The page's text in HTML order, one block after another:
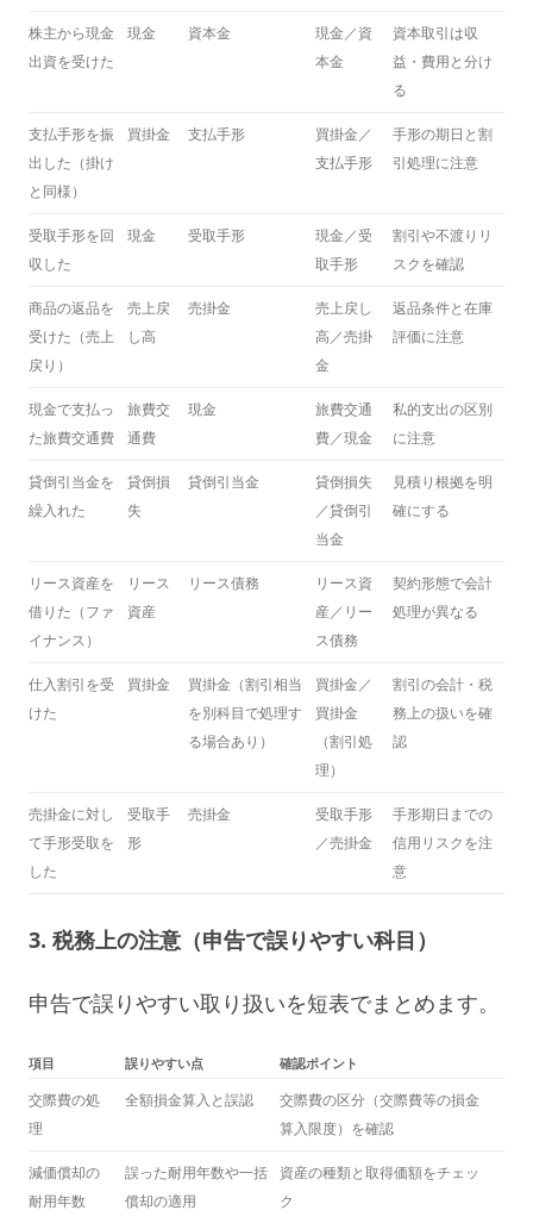
株主から現金
出資を受けた
現金 資本金
現金／資
本金
資本取引は収
益・費用と分け
る
支払手形を振
出した（掛け
と同様）
買掛金 支払手形
買掛金／
支払手形
手形の期日と割
引処理に注意
受取手形を回
収した
現金 受取手形
現金／受
取手形
割引や不渡りリ
スクを確認
商品の返品を
受けた（売上
戻り）
売上戻
し高
売掛金
売上戻し
高／売掛
金
返品条件と在庫
評価に注意
現金で支払っ
た旅費交通費
旅費交
通費
現金
旅費交通
費／現金
私的支出の区別
に注意
貸倒引当金を
繰入れた
貸倒損
失
貸倒引当金
貸倒損失
／貸倒引
当金
見積り根拠を明
確にする
リース資産を
借りた（ファ
イナンス）
リース
資産
リース債務
リース資
産／リー
ス債務
契約形態で会計
処理が異なる
仕入割引を受
けた
買掛金
買掛金（割引相当
を別科目で処理す
る場合あり）
買掛金／
買掛金
（割引処
理）
割引の会計・税
務上の扱いを確
認
売掛金に対し
て手形受取を
した
受取手
形
売掛金
受取手形
／売掛金
手形期日までの
信用リスクを注
意
3. 税務上の注意（申告で誤りやすい科目）
申告で誤りやすい取り扱いを短表でまとめます。
項目 誤りやすい点 確認ポイント
交際費の処
理
全額損金算入と誤認
交際費の区分（交際費等の損金
算入限度）を確認
減価償却の
耐用年数
誤った耐用年数や一括
償却の適用
資産の種類と取得価額をチェッ
ク